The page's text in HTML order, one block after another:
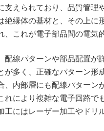
支えられており、品質管
絶縁体の基材と、その上
これが電子部品間の電気
線パターンや部品配置
多く、正確なパターン形
、内部層にも配線パター
れにより複雑な電子回路
工にはレーザー加工やド